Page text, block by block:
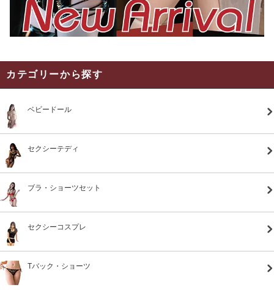
カテゴリーから探す
ベビードール
セクシーテディ
ブラ・ショーツセット
セクシーコスプレ
Tバック・ショーツ